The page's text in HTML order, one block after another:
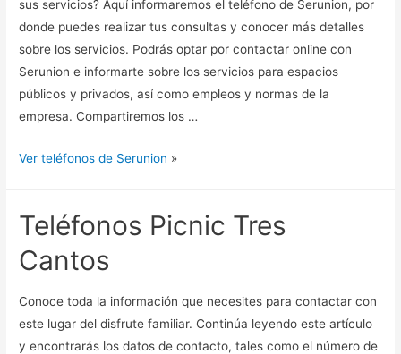
sus servicios? Aquí informaremos el teléfono de Serunion, por
donde puedes realizar tus consultas y conocer más detalles
sobre los servicios. Podrás optar por contactar online con
Serunion e informarte sobre los servicios para espacios
públicos y privados, así como empleos y normas de la
empresa. Compartiremos los …
Ver teléfonos de Serunion »
Teléfonos Picnic Tres
Cantos
Conoce toda la información que necesites para contactar con
este lugar del disfrute familiar. Continúa leyendo este artículo
y encontrarás los datos de contacto, tales como el número de